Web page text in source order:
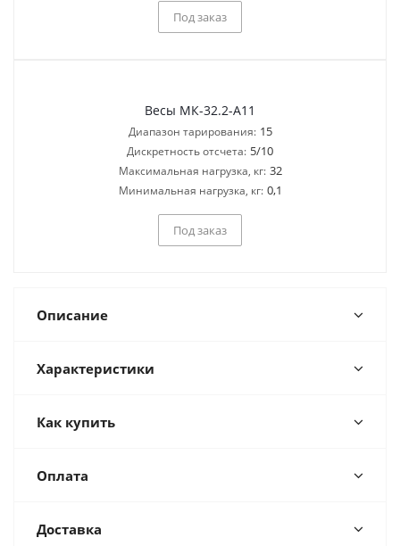
Под заказ
Весы МК-32.2-А11
Диапазон тарирования: 15
Дискретность отсчета: 5/10
Максимальная нагрузка, кг: 32
Минимальная нагрузка, кг: 0,1
Под заказ
Описание
Характеристики
Как купить
Оплата
Доставка